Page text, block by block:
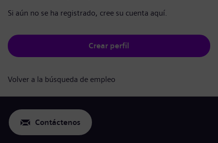
Si aún no se ha registrado, cree su cuenta aquí.
Crear perfil
Volver a la búsqueda de empleo
Contáctenos